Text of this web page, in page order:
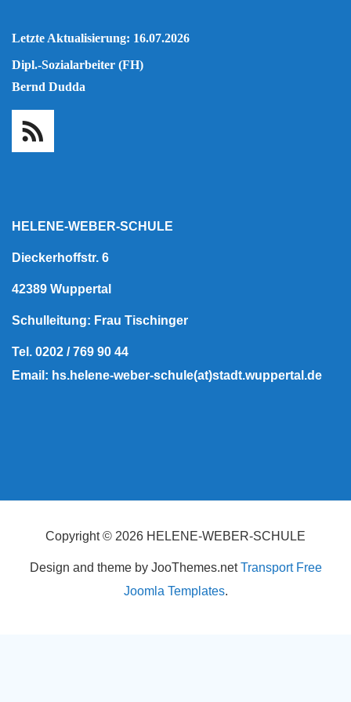
Letzte Aktualisierung: 16.07.2026
Dipl.-Sozialarbeiter (FH)
Bernd Dudda
HELENE-WEBER-SCHULE
Dieckerhoffstr. 6
42389 Wuppertal
Schulleitung: Frau Tischinger
Tel. 0202 / 769 90 44
Email: hs.helene-weber-schule(at)stadt.wuppertal.de
Copyright © 2026 HELENE-WEBER-SCHULE
Design and theme by JooThemes.netTransport Free
Joomla Templates.